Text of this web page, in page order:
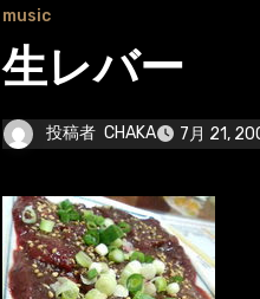
music
生レバー
投稿者 CHAKA 7月 21,